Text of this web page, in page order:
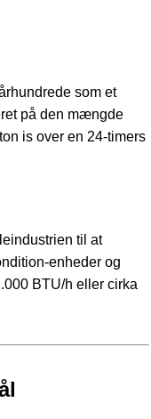
som et
på den mængde
is over en 24-timers
til at
enheder og
BTU/h eller cirka